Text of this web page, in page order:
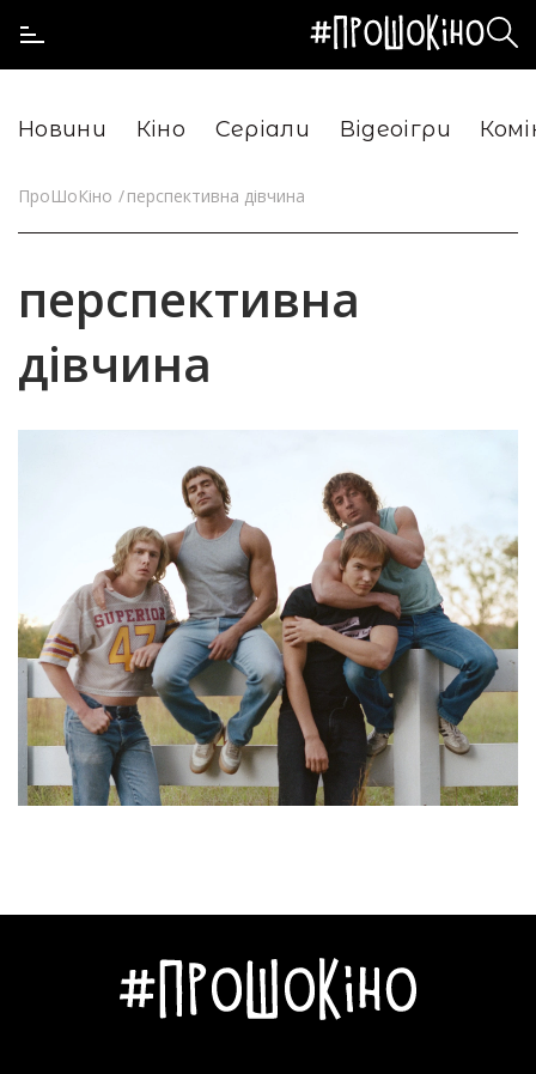
Новини Кіно Серіали Відеоігри
ПроШоКіно перспективна дівчина
перспективна
дівчина